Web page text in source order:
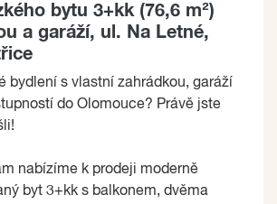
bytu 3+kk (76,6 m²)
a garáží, ul. Na Letné,
bydlení s vlastní zahrádkou, garáží
do Olomouce? Právě jste
nabízíme k prodeji moderně
byt 3+kk s balkonem, dvěma